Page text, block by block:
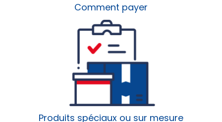
Comment payer
Produits spéciaux ou sur mesure